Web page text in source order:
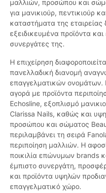
μαλλιών, προσώπου και
για μανικιούρ, πεντικιούρ
καταστήματα της εταιρείας
εξειδικευμένα προϊόντα
συνεργάτες της.
Η επιχείρηση
πανελλαδική διανομή
επαγγελματικών ονομάτων.
αγορά με προϊόντα
Echosline, εξοπλισμό
Clarissa Nails, καθώς και
προσώπου και σώματος
περιλαμβάνει τη σειρά
περιποίηση μαλλιών. Η
ποικιλία επώνυμων brands
έμπιστο συνεργάτη,
και προϊόντα υψηλών
επαγγελματικό χώρο.